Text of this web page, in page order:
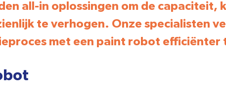
all-in oplossingen om de capaciteit,
te verhogen. Onze specialisten
met een paint robot efficiënter